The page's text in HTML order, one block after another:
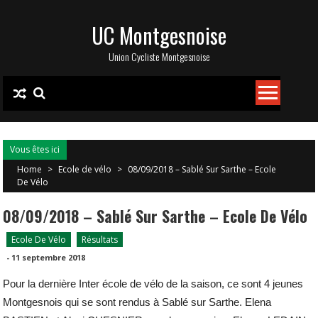
UC Montgesnoise
Union Cycliste Montgesnoise
Vous êtes ici
Home > Ecole de vélo > 08/09/2018 – Sablé Sur Sarthe – Ecole
De Vélo
08/09/2018 – Sablé Sur Sarthe – Ecole De Vélo
Ecole De Vélo Résultats
- 11 septembre 2018
Pour la dernière Inter école de vélo de la saison, ce sont 4 jeunes
Montgesnois qui se sont rendus à Sablé sur Sarthe. Elena